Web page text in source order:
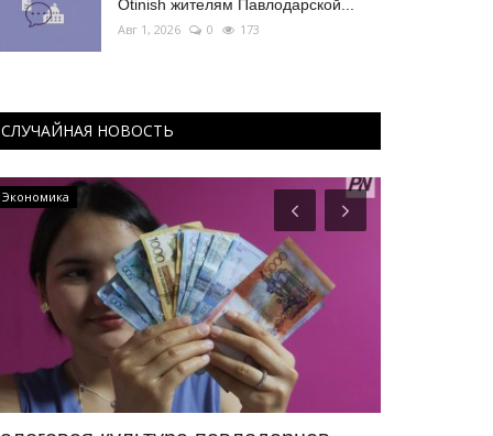
Otinish жителям Павлодарской...
Авг 1, 2026 0 173
СЛУЧАЙНАЯ НОВОСТЬ
Экономика